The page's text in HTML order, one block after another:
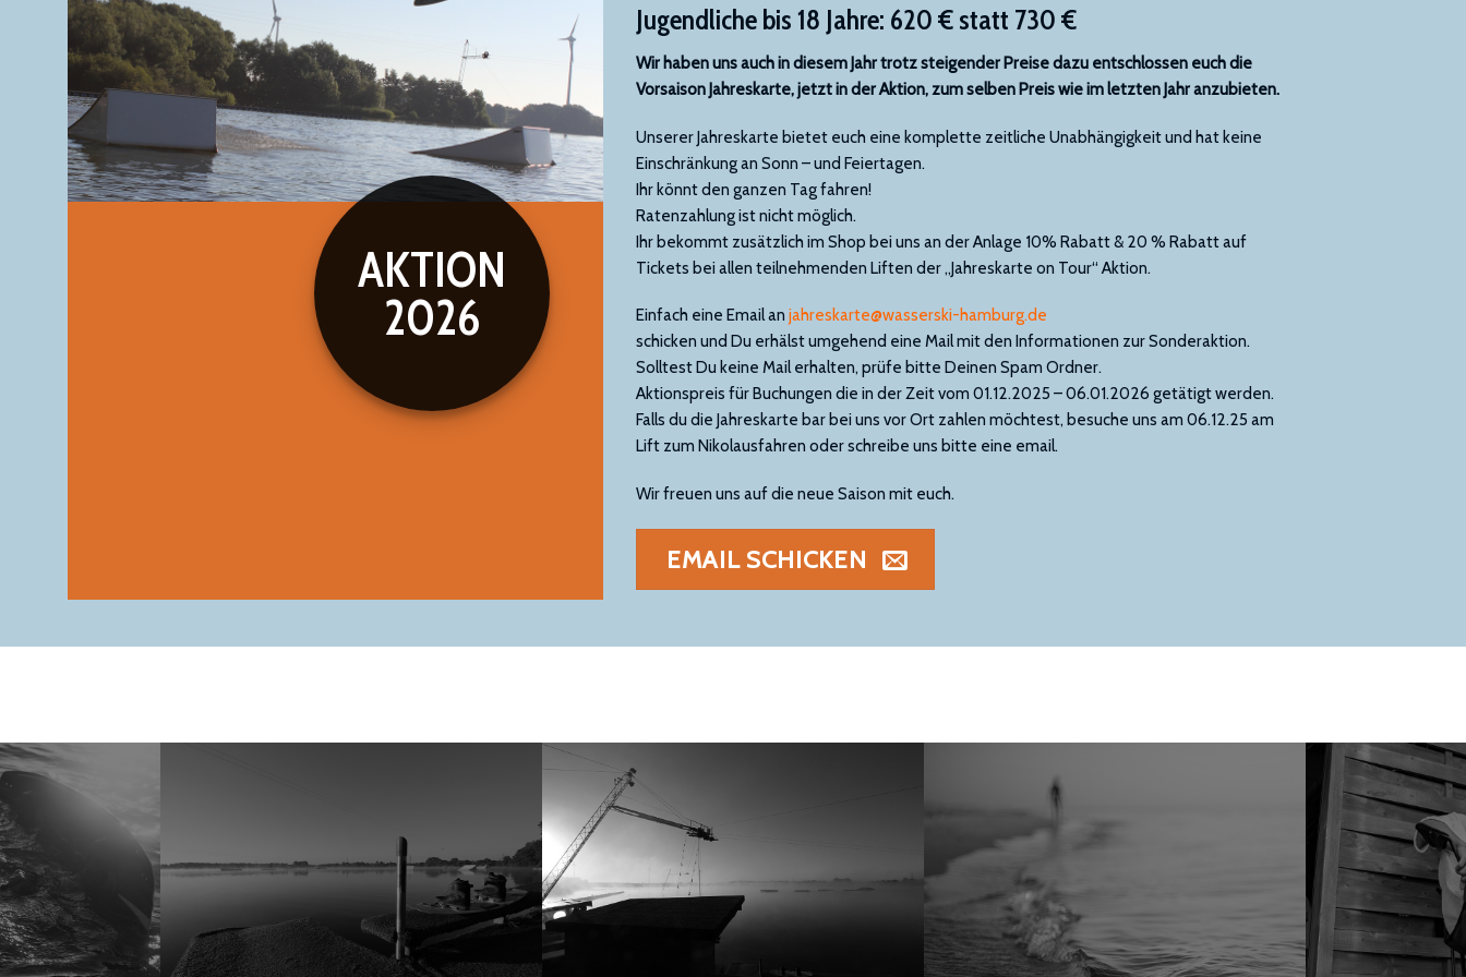
AKTION
2026
Jugendliche bis 18 Jahre: 620 € statt 730 €
Wir haben uns auch in diesem Jahr trotz steigender Preise dazu entschlossen euch die
Vorsaison Jahreskarte, jetzt in der Aktion, zum selben Preis wie im letzten Jahr anzubieten.
Unserer Jahreskarte bietet euch eine komplette zeitliche Unabhängigkeit und hat keine
Einschränkung an Sonn – und Feiertagen.
Ihr könnt den ganzen Tag fahren!
Ratenzahlung ist nicht möglich.
Ihr bekommt zusätzlich im Shop bei uns an der Anlage 10% Rabatt & 20 % Rabatt auf
Tickets bei allen teilnehmenden Liften der „Jahreskarte on Tour“ Aktion.
Einfach eine Email an jahreskarte@wasserski-hamburg.de
schicken und Du erhälst umgehend eine Mail mit den Informationen zur Sonderaktion.
Solltest Du keine Mail erhalten, prüfe bitte Deinen Spam Ordner.
Aktionspreis für Buchungen die in der Zeit vom 01.12.2025 – 06.01.2026 getätigt werden.
Falls du die Jahreskarte bar bei uns vor Ort zahlen möchtest, besuche uns am 06.12.25 am
Lift zum Nikolausfahren oder schreibe uns bitte eine email.
Wir freuen uns auf die neue Saison mit euch.
EMAIL SCHICKEN